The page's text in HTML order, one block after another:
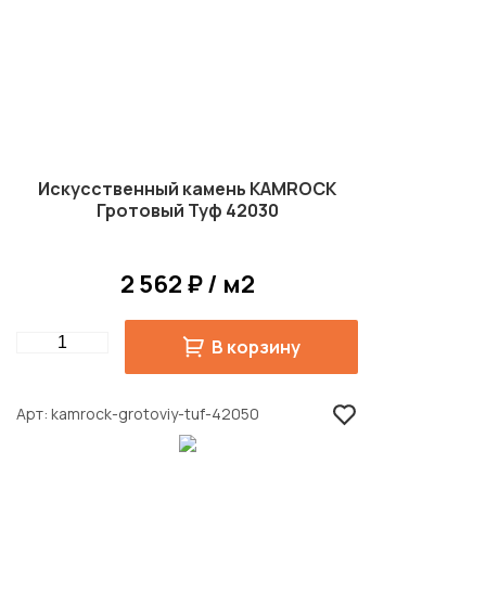
Искусственный камень KAMROCK
Гротовый Туф 42030
2 562 ₽ / м2
Quantity В корзину
Арт kamrock-grotoviy-tuf-42050